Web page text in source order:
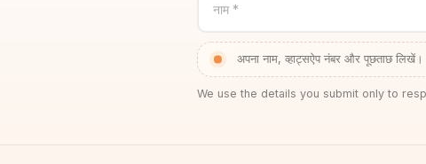
नाम *
अपना नाम, व्हाट्सऐप नंबर और पूछताछ
We use the details you submit only to